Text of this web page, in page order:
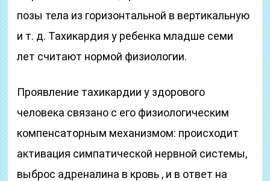
позы тела из горизонтальной в вертикальную
и т. д. Тахикардия у ребенка младше семи
лет считают нормой физиологии.
Проявление тахикардии у здорового
человека связано с его физиологическим
компенсаторным механизмом: происходит
активация симпатической нервной системы,
выброс адреналина в кровь , и в ответ на